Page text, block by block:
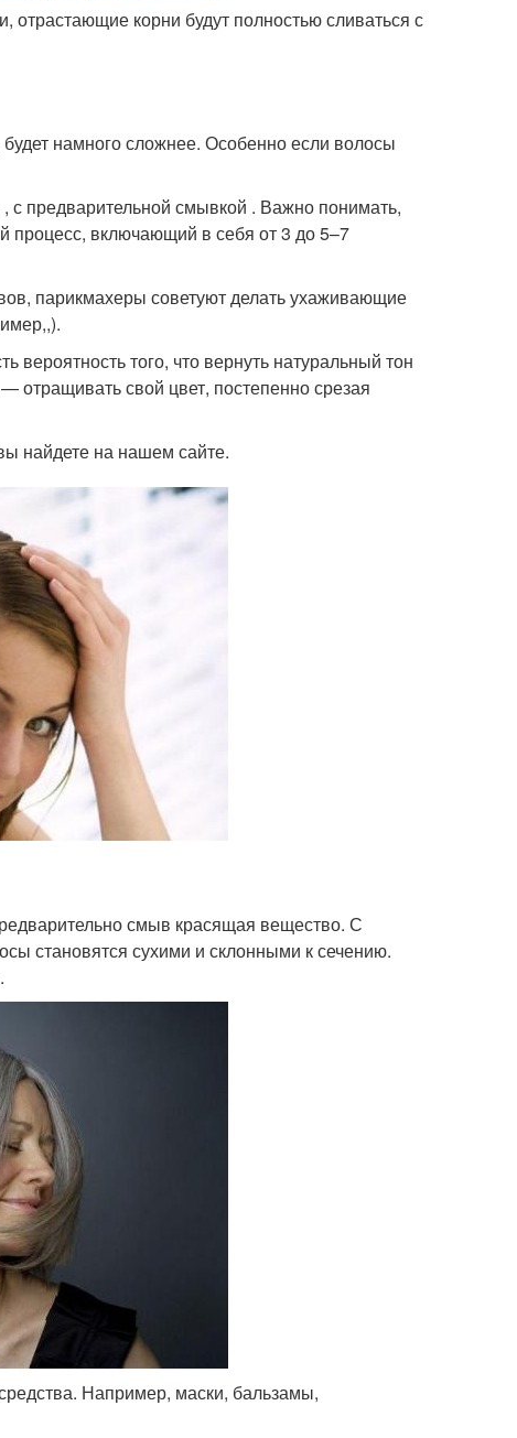
корни будут полностью сливаться с
намного сложнее. Особенно если волосы
с предварительной смывкой . Важно понимать,
процесс, включающий в себя от 3 до 5–7
парикмахеры советуют делать ухаживающие
того, что вернуть натуральный тон
отращивать свой цвет, постепенно срезая
найдете на нашем сайте.
смыв красящая вещество. С
становятся сухими и склонными к сечению.
Например, маски, бальзамы,